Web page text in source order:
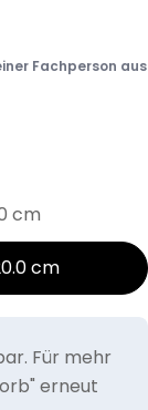
Fachperson aus
cm
cm
Für mehr
erneut